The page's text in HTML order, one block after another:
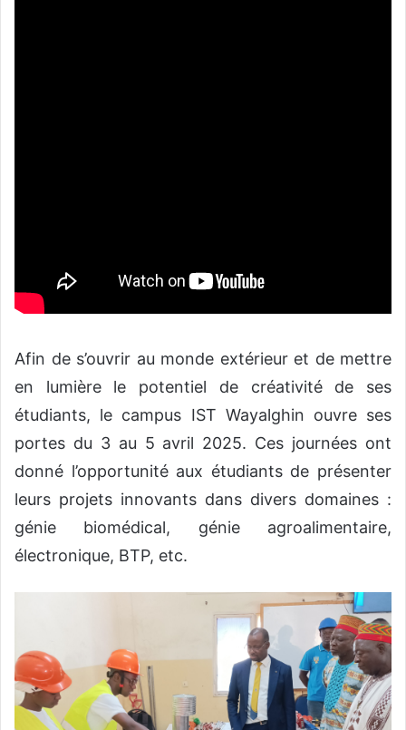
Afin de s’ouvrir au monde extérieur et de mettre
en lumière le potentiel de créativité de ses
étudiants, le campus IST Wayalghin ouvre ses
portes du 3 au 5 avril 2025. Ces journées ont
donné l’opportunité aux étudiants de présenter
leurs projets innovants dans divers domaines :
génie biomédical, génie agroalimentaire,
électronique, BTP, etc.